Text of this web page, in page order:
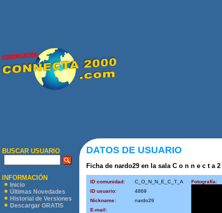
BUSCAR USUARIO
INFORMACIÓN
Inicio
Últimas Novedades
Historial de Versiones
Descargar GRATIS
DATOS DE USUARIO
Ficha de nardo29 en la sala C o n n e c t a
ID comunidad: C_O_N_N_E_C_T_A
Fotografía:
ID usuario:
4869
Nickname:
nardo29
E-mail: